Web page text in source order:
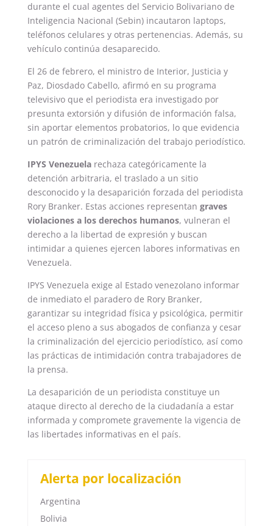
durante el cual agentes del Servicio Bolivariano de
Inteligencia Nacional (Sebin) incautaron laptops,
teléfonos celulares y otras pertenencias. Además, su
vehículo continúa desaparecido.
El 26 de febrero, el ministro de Interior, Justicia y
Paz, Diosdado Cabello, afirmó en su programa
televisivo que el periodista era investigado por
presunta extorsión y difusión de información falsa,
sin aportar elementos probatorios, lo que evidencia
un patrón de criminalización del trabajo periodístico.
IPYS Venezuelarechaza categóricamente la
detención arbitraria, el traslado a un sitio
desconocido y la desaparición forzada del periodista
Rory Branker. Estas acciones representan graves
violaciones a los derechos humanos, vulneran el
derecho a la libertad de expresión y buscan
intimidar a quienes ejercen labores informativas en
Venezuela.
IPYS Venezuela exige al Estado venezolano informar
de inmediato el paradero de Rory Branker,
garantizar su integridad física y psicológica, permitir
el acceso pleno a sus abogados de confianza y cesar
la criminalización del ejercicio periodístico, así como
las prácticas de intimidación contra trabajadores de
la prensa.
La desaparición de un periodista constituye un
ataque directo al derecho de la ciudadanía a estar
informada y compromete gravemente la vigencia de
las libertades informativas en el país.
Alerta por localización
Argentina
Bolivia